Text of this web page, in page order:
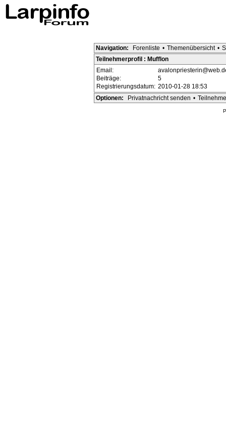
Navigation: Forenliste • Themenübersicht •
Teilnehmerprofil : Mufflon
Email:
Beiträge:
5
Registrierungsdatum: 2010-01-28 18:53
Optionen:
Privatnachricht senden •